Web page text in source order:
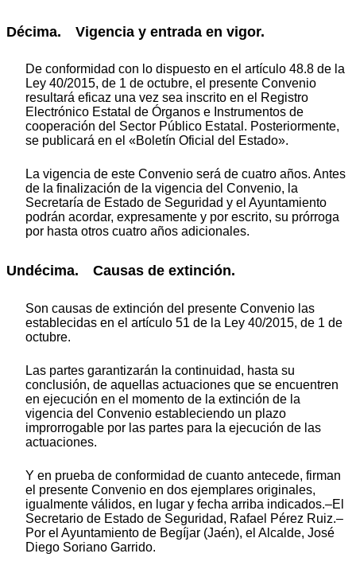
Décima. Vigencia y entrada en vigor.
De conformidad con lo dispuesto en el artículo 48.8 de la
Ley 40/2015, de 1 de octubre, el presente Convenio
resultará eficaz una vez sea inscrito en el Registro
Electrónico Estatal de Órganos e Instrumentos de
cooperación del Sector Público Estatal. Posteriormente,
se publicará en el «Boletín Oficial del Estado».
La vigencia de este Convenio será de cuatro años. Antes
de la finalización de la vigencia del Convenio, la
Secretaría de Estado de Seguridad y el Ayuntamiento
podrán acordar, expresamente y por escrito, su prórroga
por hasta otros cuatro años adicionales.
Undécima. Causas de extinción.
Son causas de extinción del presente Convenio las
establecidas en el artículo 51 de la Ley 40/2015, de 1 de
octubre.
Las partes garantizarán la continuidad, hasta su
conclusión, de aquellas actuaciones que se encuentren
en ejecución en el momento de la extinción de la
vigencia del Convenio estableciendo un plazo
improrrogable por las partes para la ejecución de las
actuaciones.
Y en prueba de conformidad de cuanto antecede, firman
el presente Convenio en dos ejemplares originales,
igualmente válidos, en lugar y fecha arriba indicados.–El
Secretario de Estado de Seguridad, Rafael Pérez Ruiz.–
Por el Ayuntamiento de Begíjar (Jaén), el Alcalde, José
Diego Soriano Garrido.